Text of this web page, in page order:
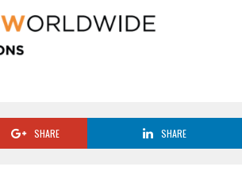
SHARE SHARE